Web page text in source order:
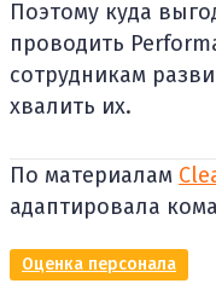
Поэтому куда
проводить
сотрудникам
хвалить их.
По материалам
адаптировала
Оценка персонала